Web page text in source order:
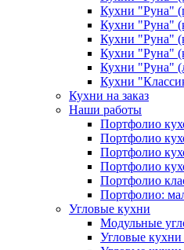
Кухни "Руна"
Кухни "Руна"
Кухни "Руна"
Кухни "Руна"
Кухни "Руна"
Кухни
Кухни на заказ
Наши работы
Портфолио
Портфолио
Портфолио
Портфолио
Портфолио
Портфолио:
Угловые кухни
Модульные
Угловые